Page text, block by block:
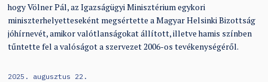
hogy Völner Pál, az Igazságügyi Minisztérium egykori
miniszterhelyetteseként megsértette a Magyar Helsinki Bizottság
jóhírnevét, amikor valótlanságokat állított, illetve hamis színben
tűntette fel a valóságot a szervezet 2006-os tevékenységéről.
2025. augusztus 22.